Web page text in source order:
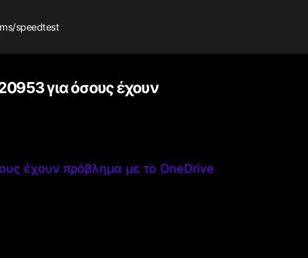
/speedtest
για όσους έχουν
έχουν πρόβλημα με το OneDrive